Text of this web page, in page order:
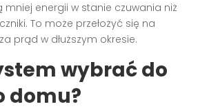
mniej energii w stanie czuwania niż
To może przełożyć się na
prąd w dłuższym okresie.
wybrać do
domu?